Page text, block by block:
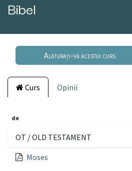
Bibel
Alăturați-vă acestui curs
Curs Opinii
de
OT / OLD TESTAMENT
Moses